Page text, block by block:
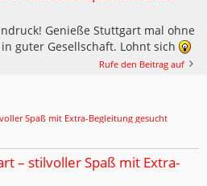
Genieße Stuttgart mal ohne
guter Gesellschaft. Lohnt sich
Rufe den Beitrag auf
Spaß mit Extra-Begleitung gesucht
– stilvoller Spaß mit Extra-